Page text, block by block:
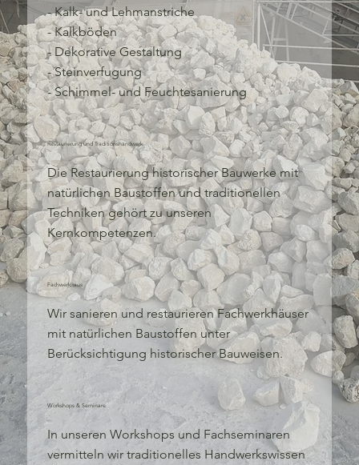
- Kalk- und Lehmanstriche
- Kalkböden
- Dekorative Gestaltung
- Steinverfugung
- Schimmel- und Feuchtesanierung
Restaurierung und Traditionshandwerk
Die Restaurierung historischer Bauwerke mit
natürlichen Baustoffen und traditionellen
Techniken gehört zu unseren
Kernkompetenzen.
Fachwerkhaus
Wir sanieren und restaurieren Fachwerkhäuser
mit natürlichen Baustoffen unter
Berücksichtigung historischer Bauweisen.
Workshops & Seminare
In unseren Workshops und Fachseminaren
vermitteln wir traditionelles Handwerkswissen